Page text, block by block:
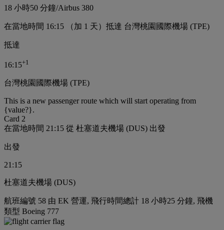
18 小時50 分鐘/Airbus 380
在當地時間 16:15 （加 1 天）抵達 台灣桃園國際機場 (TPE)
抵達
16:15+1
台灣桃園國際機場 (TPE)
This is a new passenger route which will start operating from
{value?}.
Card 2
在當地時間 21:15 從 杜塞道夫機場 (DUS) 出發
出發
21:15
杜塞道夫機場 (DUS)
航班編號 58 由 EK 營運, 飛行時間總計 18 小時25 分鐘, 飛機
類型 Boeing 777